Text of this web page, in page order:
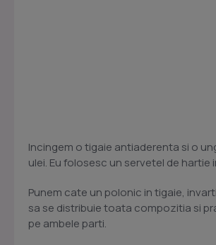
Incingem o tigaie antiaderenta si o
ulei. Eu folosesc un servetel de hartie
Punem cate un polonic in tigaie,
sa se distribuie toata compozitia si
pe ambele parti.